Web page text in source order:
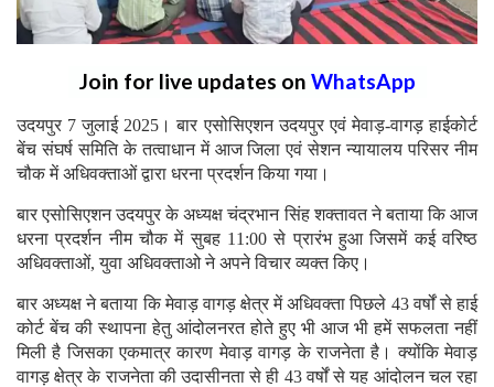
Join for live updates on WhatsApp
उदयपुर 7 जुलाई 2025। बार एसोसिएशन उदयपुर एवं मेवाड़-वागड़ हाईकोर्ट
बेंच संघर्ष समिति के तत्वाधान में आज जिला एवं सेशन न्यायालय परिसर नीम
चौक में अधिवक्ताओं द्वारा धरना प्रदर्शन किया गया।
बार एसोसिएशन उदयपुर के अध्यक्ष चंद्रभान सिंह शक्तावत ने बताया कि आज
धरना प्रदर्शन नीम चौक में सुबह 11:00 से प्रारंभ हुआ जिसमें कई वरिष्ठ
अधिवक्ताओं, युवा अधिवक्ताओ ने अपने विचार व्यक्त किए।
बार अध्यक्ष ने बताया कि मेवाड़ वागड़ क्षेत्र में अधिवक्ता पिछले 43 वर्षों से हाई
कोर्ट बेंच की स्थापना हेतु आंदोलनरत होते हुए भी आज भी हमें सफलता नहीं
मिली है जिसका एकमात्र कारण मेवाड़ वागड़ के राजनेता है। क्योंकि मेवाड़
वागड़ क्षेत्र के राजनेता की उदासीनता से ही 43 वर्षों से यह आंदोलन चल रहा